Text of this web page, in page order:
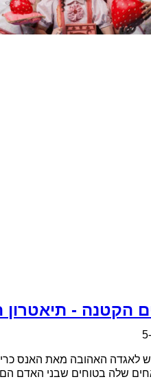
הקטנה - תיאטרון
לאגדה האהובה מאת האנס
שלה בטוחים שבני האדם הם